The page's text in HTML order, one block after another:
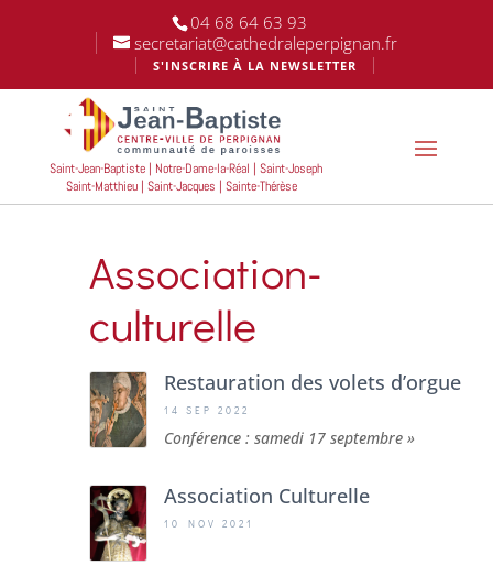
04 68 64 63 93
secretariat@cathedraleperpignan.fr
S'INSCRIRE À LA NEWSLETTER
Saint-Jean-Baptiste | Notre-Dame-la-Réal | Saint-Joseph
Saint-Matthieu | Saint-Jacques | Sainte-Thérèse
Association-
culturelle
Restauration des volets d’orgue
14 SEP 2022
Conférence : samedi 17 septembre »
Association Culturelle
10 NOV 2021